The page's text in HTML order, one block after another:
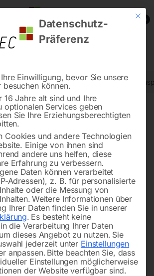
0
Ventilatoren und Luftentfeuchter
Mit
Datenschutz-
Präferenz
Einwilligung, bevor Sie unsere
besuchen können.
16 Jahre alt sind und Ihre
optionalen Services geben
Sie Ihre Erziehungsberechtigten
Cookies und andere Technologien
Einige von ihnen sind
andere uns helfen, diese
Erfahrung zu verbessern.
Daten können verarbeitet
Adressen), z. B. für personalisierte
oder die Messung von
Weitere Informationen über
Ihrer Daten finden Sie in unserer
. Es besteht keine
die Verarbeitung Ihrer Daten
dieses Angebot zu nutzen. Sie
jederzeit unter Einstellungen
anpassen. Bitte beachten Sie, dass
Einstellungen möglicherweise
der Website verfügbar sind.